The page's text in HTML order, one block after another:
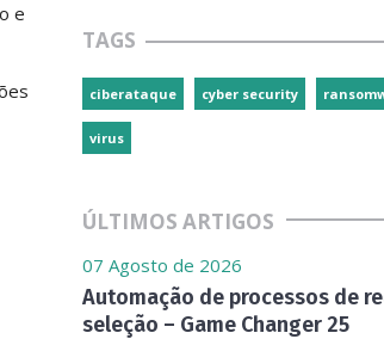
e
TAGS
ciberataque cyber security
virus
ÚLTIMOS ARTIGOS
07 Agosto de 2026
Automação de processos de
seleção – Game Changer 25